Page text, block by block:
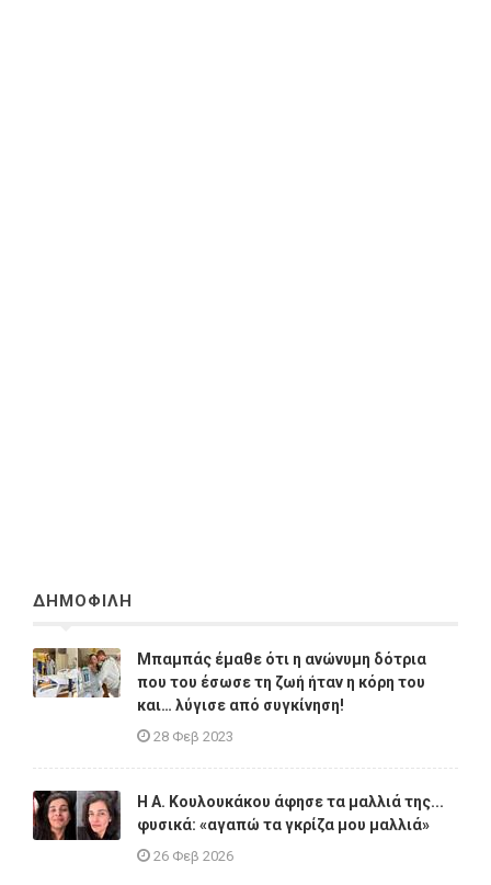
ΔΗΜΟΦΙΛΗ
Μπαμπάς έμαθε ότι η ανώνυμη δότρια
που του έσωσε τη ζωή ήταν η κόρη του
και… λύγισε από συγκίνηση!
28 Φεβ 2023
Η A. Κουλουκάκου άφησε τα μαλλιά της...
φυσικά: «αγαπώ τα γκρίζα μου μαλλιά»
26 Φεβ 2026